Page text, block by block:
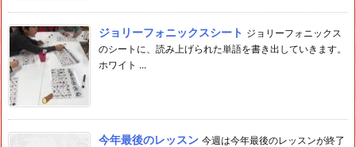
ジョリーフォニックスシート ジョリーフォニックス
のシートに、読み上げられた単語を書き出していきます。
ホワイト ...
今年最後のレッスン 今週は今年最後のレッスンが終了